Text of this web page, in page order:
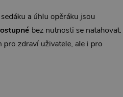
a úhlu opěráku jsou
bez nutnosti se natahovat.
pro zdraví uživatele, ale i pro